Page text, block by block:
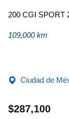
200 CGI SPORT
109,000 km
Ciudad de
$287,100